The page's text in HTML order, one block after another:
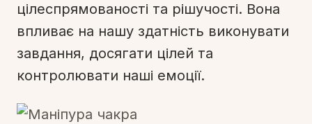
цілеспрямованості та рішучості. Вона
впливає на нашу здатність виконувати
завдання, досягати цілей та
контролювати наші емоції.